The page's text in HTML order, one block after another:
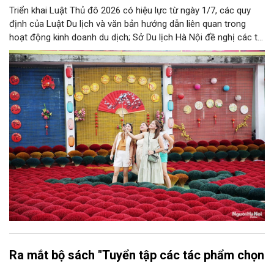
Triển khai Luật Thủ đô 2026 có hiệu lực từ ngày 1/7, các quy
định của Luật Du lịch và văn bản hướng dẫn liên quan trong
hoạt động kinh doanh du dịch; Sở Du lịch Hà Nội đề nghị các tổ
chức, đơn vị, doanh nghiệp kinh doanh dịch vụ lữ hành trên địa
bàn thành phố thực hiện một số nội dung quan trọng. Qua đó
góp phần thực hiện thắng lợi các mục tiêu phát triển du lịch Hà
Nội năm 2026 và giai đoạn tiếp theo.
Ra mắt bộ sách "Tuyển tập các tác phẩm chọn